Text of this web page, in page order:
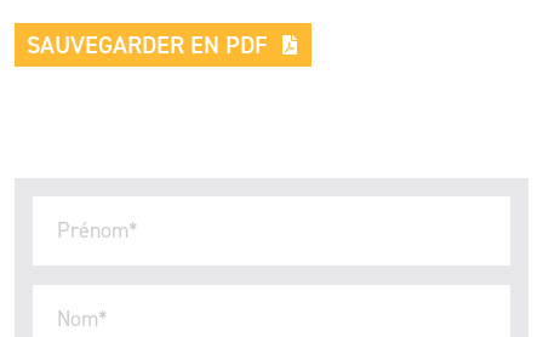
SAUVEGARDER EN PDF
Prénom*
Nom*